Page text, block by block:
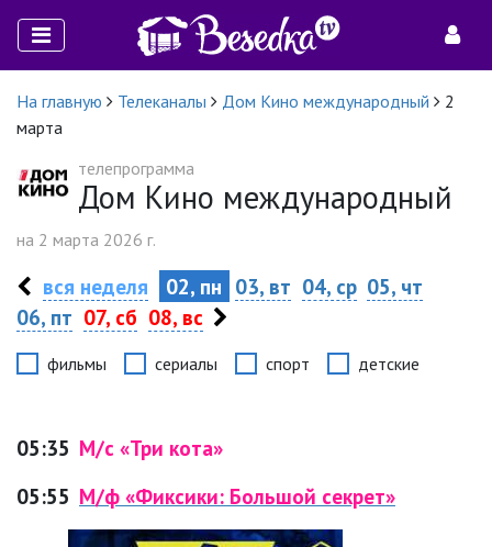
На главную Телеканалы Дом Кино международный
2
марта
телепрограмма
Дом Кино международный
на 2 марта 2026 г.
вся неделя 02, пн 03, вт 04, ср 05, чт
06, пт 07, сб 08, вс
фильмы сериалы спорт детские
05:35 М/с «Три кота»
05:55 М/ф «Фиксики: Большой секрет»